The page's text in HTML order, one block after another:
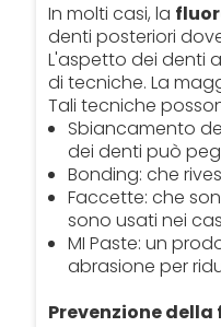
In molti casi, la
denti posteriori
L'aspetto dei denti
di tecniche. La
Tali tecniche
Sbiancamento
dei denti può
Bonding: che
Faccette: che
sono usati nei
MI Paste: un
abrasione per
Prevenzione della